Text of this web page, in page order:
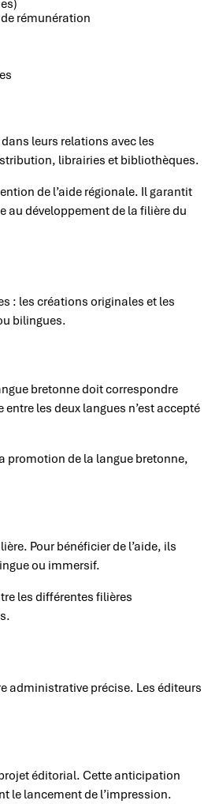
rémunération
leurs relations avec les
librairies et bibliothèques.
de l’aide régionale. Il garantit
développement de la filière du
: les créations originales et les
bilingues.
bretonne doit correspondre
les deux langues n’est accepté
promotion de la langue bretonne,
Pour bénéficier de l’aide, ils
ou immersif.
les différentes filières
administrative précise. Les éditeurs
éditorial. Cette anticipation
le lancement de l’impression.